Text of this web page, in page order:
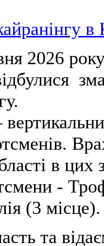
в
2026
в
-
(3 місце).
та